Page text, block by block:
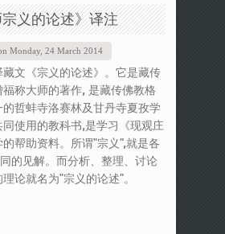
义的论述》译注
Monday, 24 March 2014
文《宗义的论述》。它是藏传
称大师的著作, 是藏传佛教格
哲蚌寺洛赛林及甘丹寺夏孜学
同使用的教科书,是学习《现观庄
帮助资料。所谓“宗义”,就是各
的见解。而分析、整理、讨论
论就名为“宗义的论述”。